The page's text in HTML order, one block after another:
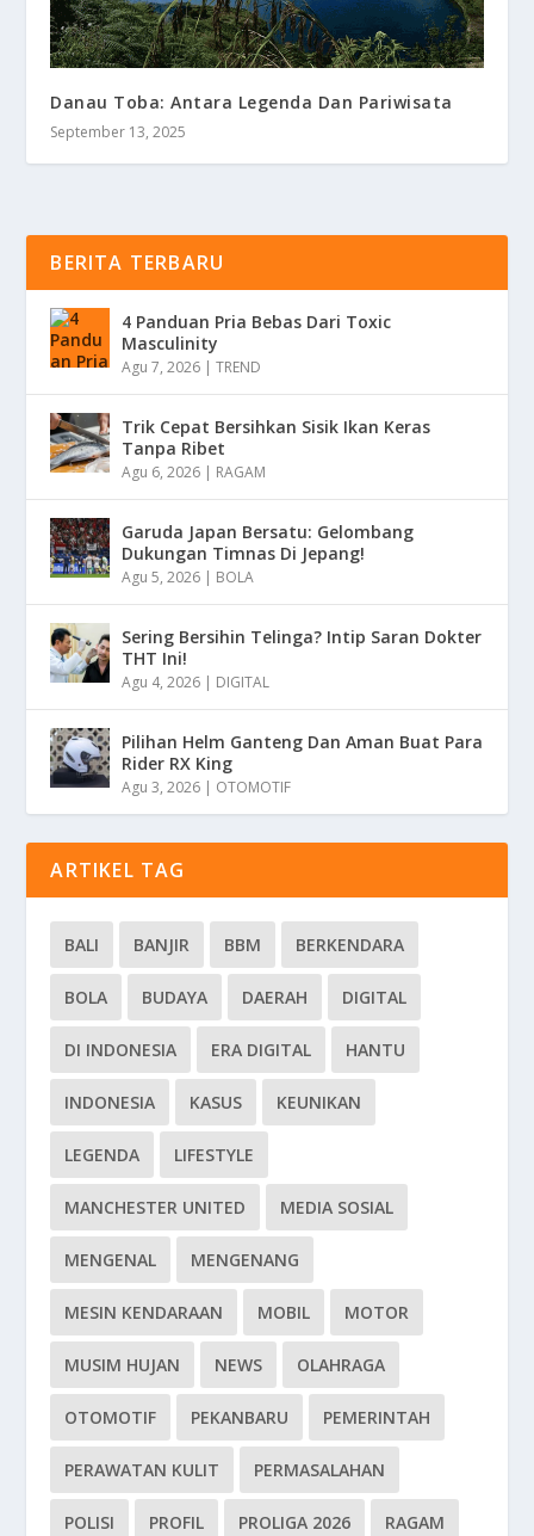
Danau Toba: Antara Legenda Dan Pariwisata
September 13, 2025
BERITA TERBARU
4 Panduan Pria Bebas Dari Toxic
Masculinity
Agu 7, 2026 |TREND
Trik Cepat Bersihkan Sisik Ikan Keras
Tanpa Ribet
Agu 6, 2026 | RAGAM
Garuda Japan Bersatu: Gelombang
Dukungan Timnas Di Jepang!
Agu 5, 2026 | BOLA
Sering Bersihin Telinga? Intip Saran Dokter
THT Ini!
Agu 4, 2026 | DIGITAL
Pilihan Helm Ganteng Dan Aman Buat Para
Rider RX King
Agu 3, 2026 | OTOMOTIF
ARTIKEL TAG
BALI BANJIR BBM BERKENDARA
BOLA BUDAYA DAERAH DIGITAL
DI INDONESIA ERA DIGITAL HANTU
INDONESIA KASUS KEUNIKAN
LEGENDA LIFESTYLE
MANCHESTER UNITED MEDIA SOSIAL
MENGENAL MENGENANG
MESIN KENDARAAN MOBIL MOTOR
MUSIM HUJAN NEWS OLAHRAGA
OTOMOTIF PEKANBARU PEMERINTAH
PERAWATAN KULIT PERMASALAHAN
POLISI PROFIL PROLIGA 2026 RAGAM